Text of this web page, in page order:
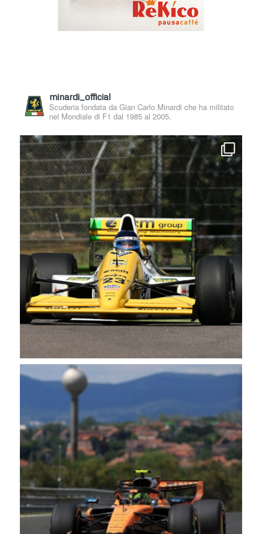
minardi_official
Scuderia fondata da Gian Carlo Minardi che ha militato
nel Mondiale di F1 dal 1985 al 2005.